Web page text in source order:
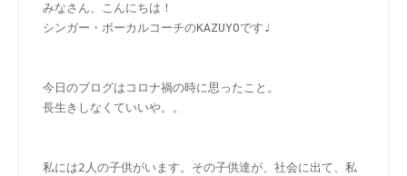
みなさん、こんにちは！
シンガー・ボーカルコーチのKAZUYOです♩
今日のブログはコロナ禍の時に思ったこと。
長生きしなくていいや。。
私には2人の子供がいます。その子供達が、社会に出て、私